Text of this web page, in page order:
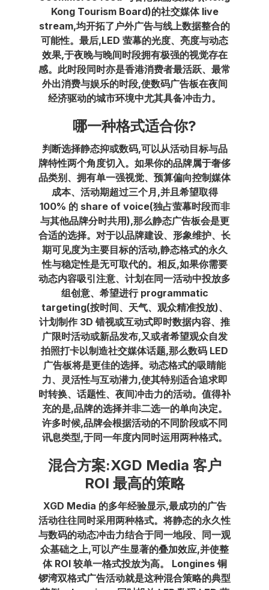
Kong Tourism Board)的社交媒体 live
stream,均开拓了户外广告与线上数据整合的
可能性。最后,LED 萤幕的光度、亮度与动态
效果,于夜晚与晚间时段拥有极强的视觉存在
感。此时段同时亦是香港消费者最活跃、最常
外出消费与娱乐的时段,使数码广告板在夜间
经济驱动的城市环境中尤其具备冲击力。
哪一种格式适合你?
判断选择静态抑或数码,可以从活动目标与品
牌特性两个角度切入。如果你的品牌属于奢侈
品类别、拥有单一强视觉、预算偏向控制媒体
成本、活动期超过三个月,并且希望取得
100% 的 share of voice(独占萤幕时段而非
与其他品牌分时共用),那么静态广告板会是更
合适的选择。对于以品牌建设、形象维护、长
期可见度为主要目标的活动,静态格式的永久
性与稳定性是无可取代的。相反,如果你需要
动态内容吸引注意、计划在同一活动中投放多
组创意、希望进行 programmatic
targeting(按时间、天气、观众精准投放)、
计划制作 3D 错视或互动式即时数据内容、推
广限时活动或新品发布,又或者希望观众自发
拍照打卡以制造社交媒体话题,那么数码 LED
广告板将是更佳的选择。动态格式的吸睛能
力、灵活性与互动潜力,使其特别适合追求即
时转换、话题性、夜间冲击力的活动。值得补
充的是,品牌的选择并非二选一的单向决定。
许多时候,品牌会根据活动的不同阶段或不同
讯息类型,于同一年度内同时运用两种格式。
混合方案:XGD Media 客户
ROI 最高的策略
XGD Media 的多年经验显示,最成功的广告
活动往往同时采用两种格式。将静态的永久性
与数码的动态冲击力结合于同一地段、同一观
众基础之上,可以产生显著的叠加效应,并使整
体 ROI 较单一格式投放为高。 Longines 铜
锣湾双格式广告活动就是这种混合策略的典型